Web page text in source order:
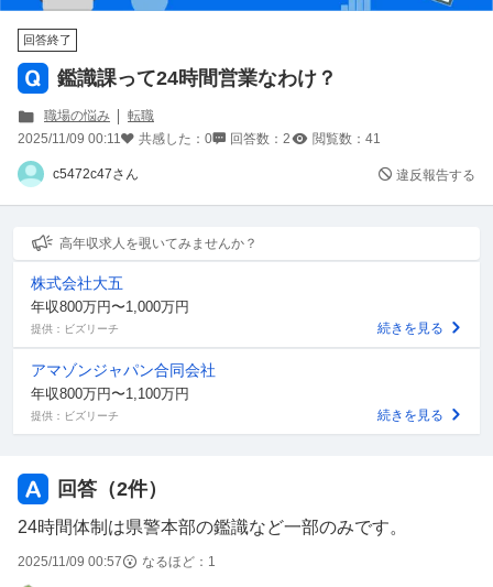
回答終了
鑑識課って24時間営業なわけ？
職場の悩み
転職
2025/11/09 00:11
共感した： 0 回答数： 2 閲覧数： 41
c5472c47さん 違反報告する
高年収求人を覗いてみませんか？
株式会社大五
年収800万円〜1,000万円
提供：ビズリーチ 続きを見る
アマゾンジャパン合同会社
年収800万円〜1,100万円
提供：ビズリーチ 続きを見る
回答（2件）
24時間体制は県警本部の鑑識など一部のみです。
2025/11/09 00:57 なるほど： 1